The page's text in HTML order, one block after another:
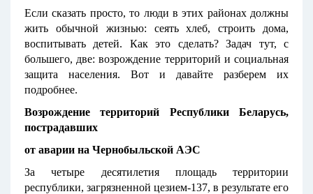
Если сказать просто, то люди в этих районах должны
жить обычной жизнью: сеять хлеб, строить дома,
воспитывать детей. Как это сделать? Задач тут, с
большего, две: возрождение территорий и социальная
защита населения. Вот и давайте разберем их
подробнее.
Возрождение территорий Республики Беларусь,
пострадавших
от аварии на Чернобыльской АЭС
За четыре десятилетия площадь территории
республики, загрязненной цезием-137, в результате его